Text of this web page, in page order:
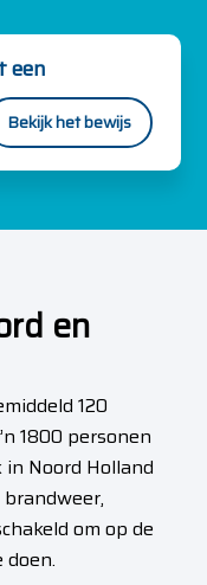
een
Bekijk het bewijs
en
120
1800 personen
Noord Holland
om op de